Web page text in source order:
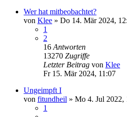
Wer hat mitbeobachtet?
von Klee » Do 14. Mär 2024,
1
2
16 Antworten
13270 Zugriffe
Letzter Beitrag von Klee
Fr 15. Mär 2024, 11:07
Ungeimpft I
von fitundheil » Mo 4. Jul 2022,
1